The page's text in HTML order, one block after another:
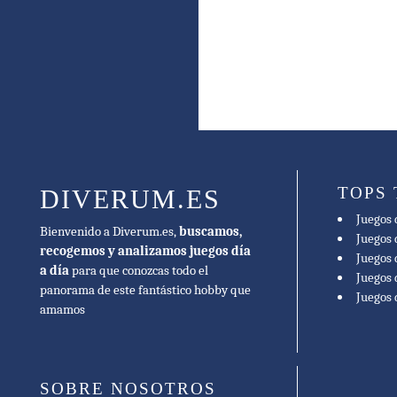
DIVERUM.ES
Bienvenido a Diverum.es,buscamos,
recogemos y analizamos juegos día
a díapara que conozcas todo el
panorama de este fantástico hobby que
amamos
TOPS
Juegos
Juegos
Juegos
SOBRE NOSOTROS